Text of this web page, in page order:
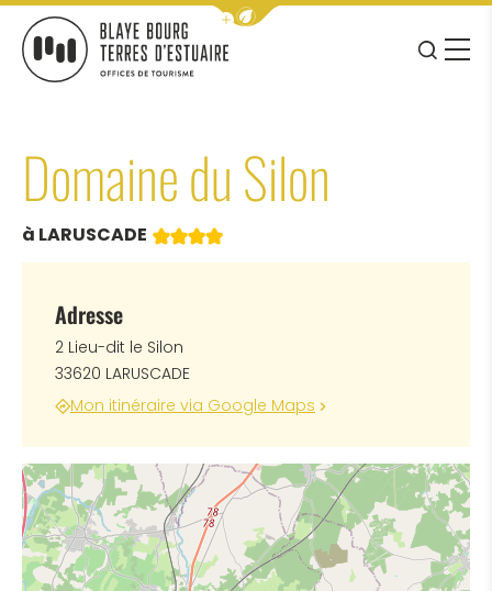
Afficher la barre de navigation
JE
MENU
Domaine du Silon
à LARUSCADE 4 étoiles
Adresse
2 Lieu-dit le Silon
33620 LARUSCADE
Mon itinéraire via Google Maps